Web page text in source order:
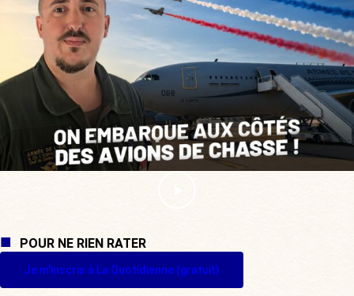
POUR NE RIEN RATER
Je m'inscris à La Quotidienne (gratuit)